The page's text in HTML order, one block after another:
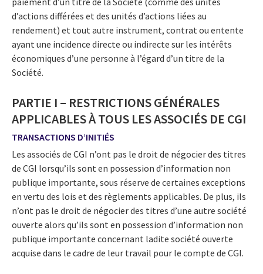
d’actions différées et des unités d’actions liées au
rendement) et tout autre instrument, contrat ou entente
ayant une incidence directe ou indirecte sur les intérêts
économiques d’une personne à l’égard d’un titre de la
Société.
PARTIE I – RESTRICTIONS GÉNÉRALES
APPLICABLES À TOUS LES ASSOCIÉS DE CGI
TRANSACTIONS D’INITIÉS
Les associés de CGI n’ont pas le droit de négocier des titres
de CGI lorsqu’ils sont en possession d’information non
publique importante, sous réserve de certaines exceptions
en vertu des lois et des règlements applicables. De plus, ils
n’ont pas le droit de négocier des titres d’une autre société
ouverte alors qu’ils sont en possession d’information non
publique importante concernant ladite société ouverte
acquise dans le cadre de leur travail pour le compte de CGI.